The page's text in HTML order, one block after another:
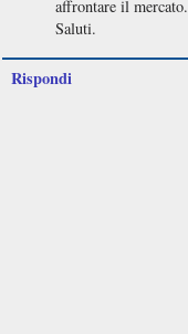
affrontare il mercato.
Saluti.
Rispondi